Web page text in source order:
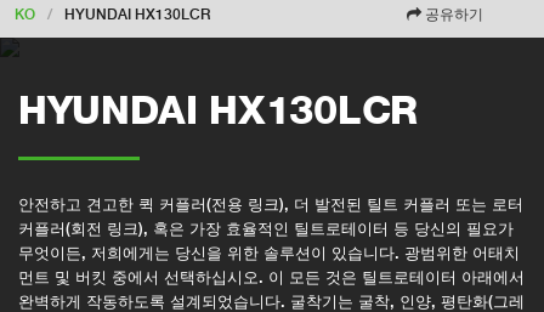
KO / HYUNDAI HX130LCR 공유하기
HYUNDAI HX130LCR
안전하고 견고한 퀵 커플러(전용 링크), 더 발전된 틸트 커플러 또는 로터
커플러(회전 링크), 혹은 가장 효율적인 틸트로테이터 등 당신의 필요가
무엇이든, 저희에게는 당신을 위한 솔루션이 있습니다. 광범위한 어태치
먼트 및 버킷 중에서 선택하십시오. 이 모든 것은 틸트로테이터 아래에서
완벽하게 작동하도록 설계되었습니다. 굴착기는 굴착, 인양, 평탄화(그레